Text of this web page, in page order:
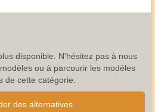
disponible. N'hésitez pas à nous
ou à parcourir les modèles
de cette catégorie.
des alternatives